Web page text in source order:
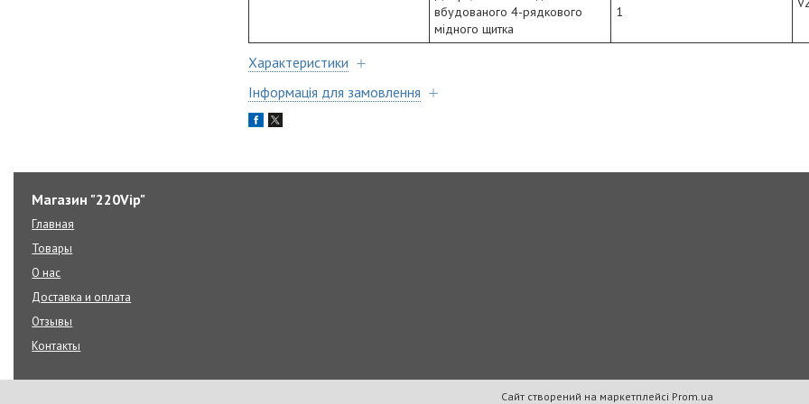
вбудованого 4-рядкового
мідного щитка
1
Характеристики
Інформація для замовлення
Магазин "220Vip"
Главная
Товары
О нас
Доставка и оплата
Отзывы
Контакты
Сайт створений на маркетплейсі Prom.ua